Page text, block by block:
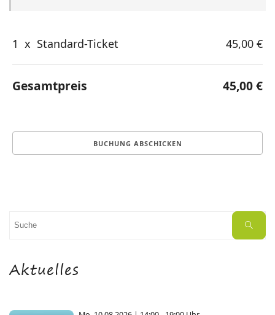
1 x Standard-Ticket 45,00 €
Gesamtpreis 45,00 €
Suchen
Suche
Aktuelles